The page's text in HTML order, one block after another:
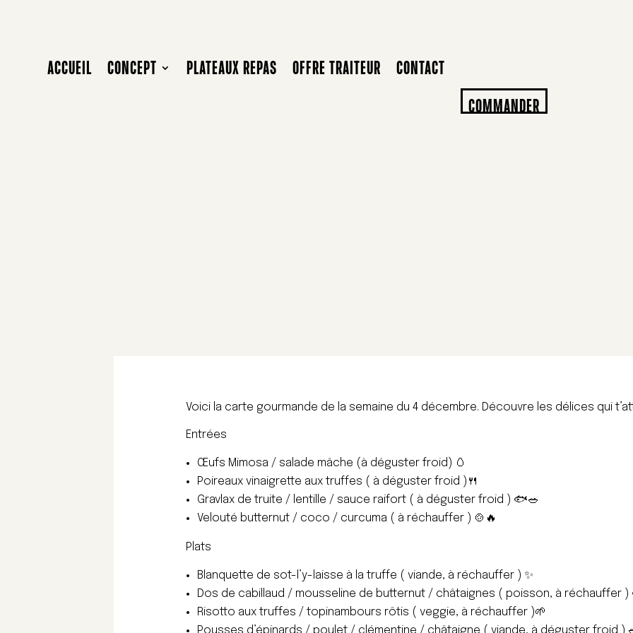
ACCUEIL CONCEPT PLATEAUX REPAS OFFRE TRAITEUR
CONTACT
COMMANDER
Voici la carte gourmande de la semaine du 4 décembre. Découvre les délices qui
Entrées
Œufs Mimosa / salade mâche (à déguster froid) 🥚
Poireaux vinaigrette aux truffes ( à déguster froid )🍴
Gravlax de truite / lentille / sauce raifort ( à déguster froid ) 🐟🥗
Velouté butternut / coco / curcuma ( à réchauffer ) 🍲🔥
Plats
Blanquette de sot-l’y-laisse à la truffe ( viande, à réchauffer ) ✨
Dos de cabillaud / mousseline de butternut / châtaignes ( poisson, à réchauffer )
Risotto aux truffes / topinambours rôtis ( veggie, à réchauffer )🌱